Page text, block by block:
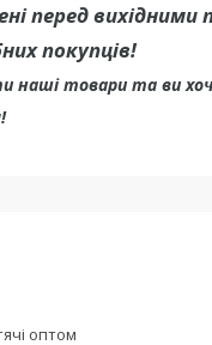
перед
покупців!
наші товари та ви
оптом